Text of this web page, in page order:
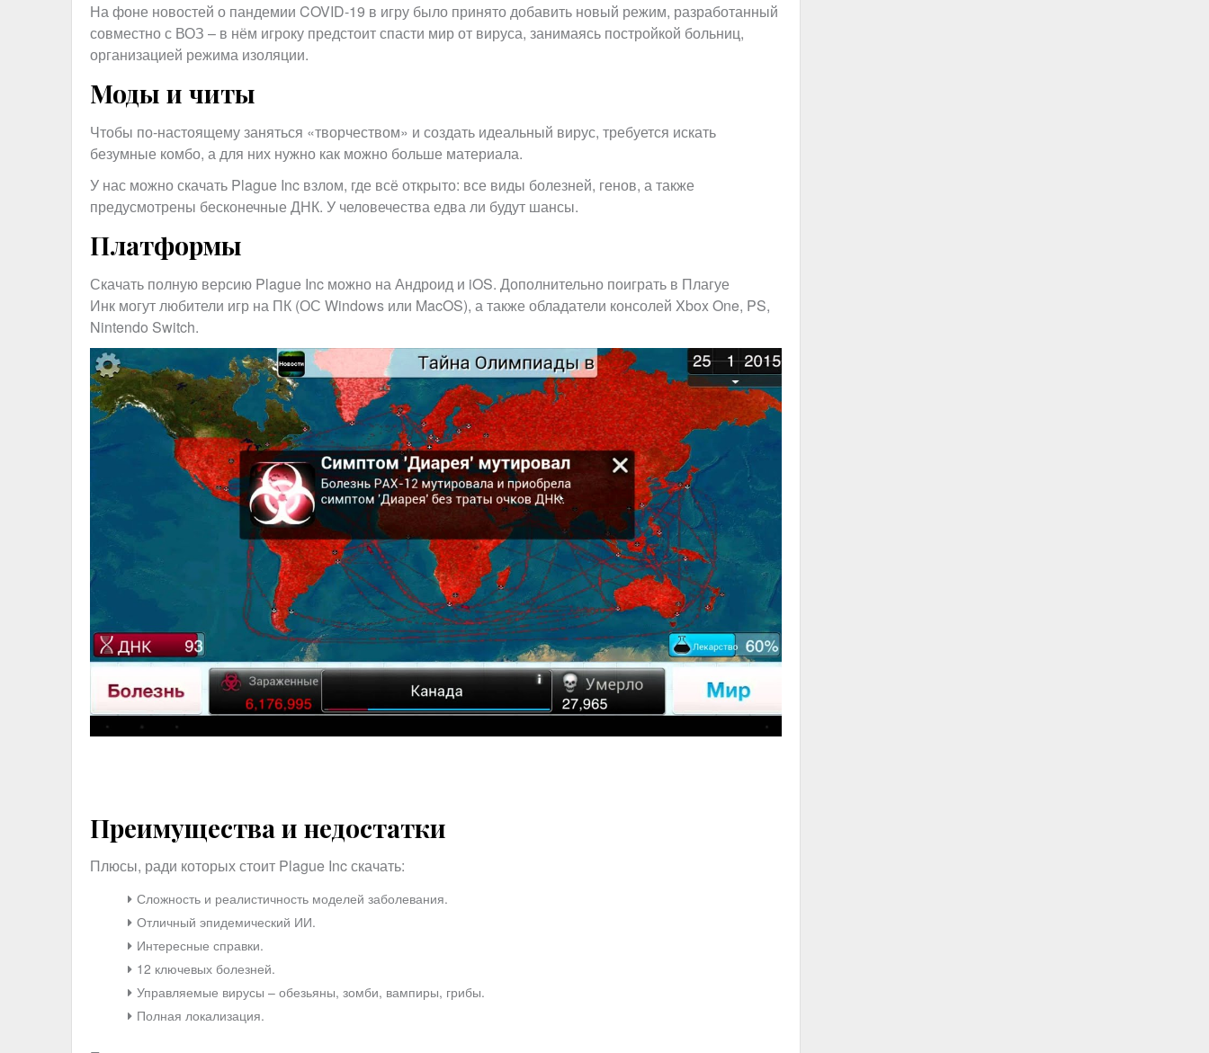
На фоне новостей о пандемии COVID-19 в игру было принято добавить новый режим, разработанный
совместно с ВОЗ – в нём игроку предстоит спасти мир от вируса, занимаясь постройкой больниц,
организацией режима изоляции.
Моды и читы
Чтобы по-настоящему заняться «творчеством» и создать идеальный вирус, требуется искать
безумные комбо, а для них нужно как можно больше материала.
У нас можно скачать Plague Inc взлом, где всё открыто: все виды болезней, генов, а также
предусмотрены бесконечные ДНК. У человечества едва ли будут шансы.
Платформы
Скачать полную версию Plague Inc можно на Андроид и iOS. Дополнительно поиграть в Плагуе
Инк могут любители игр на ПК (ОС Windows или MacOS), а также обладатели консолей Xbox One, PS,
Nintendo Switch.
Преимущества и недостатки
Плюсы, ради которых стоит Plague Inc скачать:
Сложность и реалистичность моделей заболевания.
Отличный эпидемический ИИ.
Интересные справки.
12 ключевых болезней.
Управляемые вирусы – обезьяны, зомби, вампиры, грибы.
Полная локализация.